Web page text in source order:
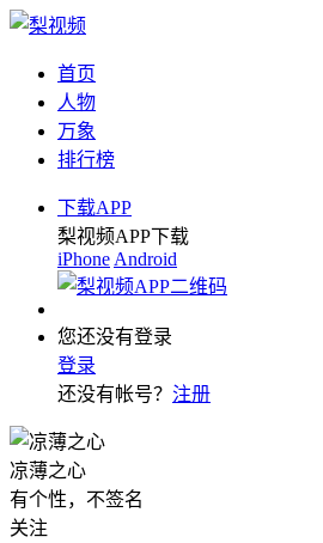
首页
人物
万象
排行榜
下载APP
梨视频APP下载
iPhone Android
您还没有登录
登录
还没有帐号？ 注册
凉薄之心
有个性，不签名
关注